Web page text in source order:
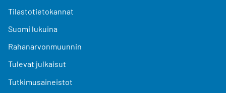
Tilastotietokannat
Suomi lukuina
Rahanarvonmuunnin
Tulevat julkaisut
Tutkimusaineistot